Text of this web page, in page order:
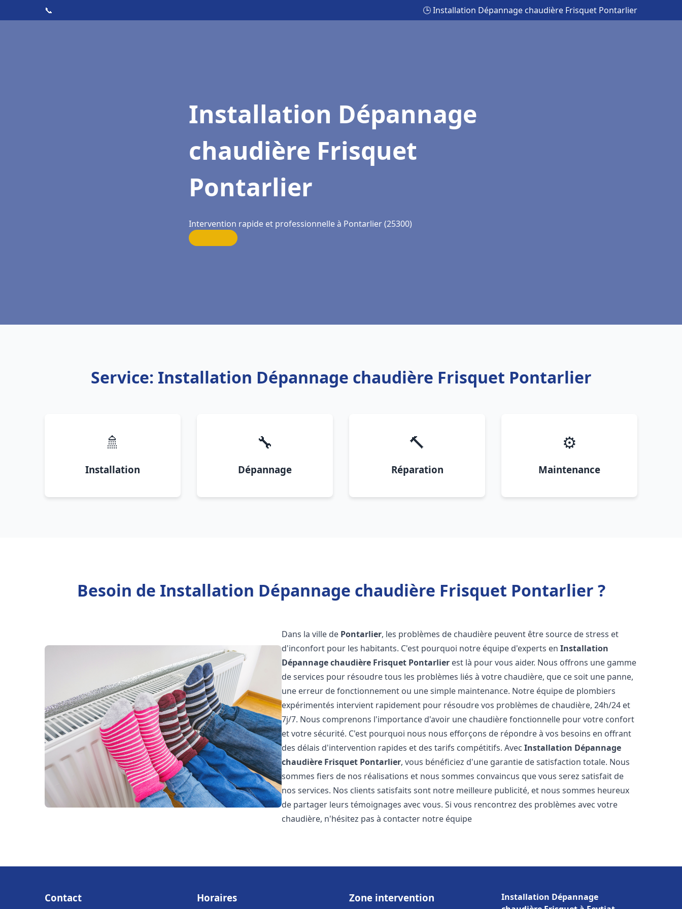
📞 🕒 Installation Dépannage chaudière Frisquet Pontarlier
Installation Dépannage
chaudière Frisquet
Pontarlier
Intervention rapide et professionnelle à Pontarlier (25300)
Service: Installation Dépannage chaudière Frisquet Pontarlier
🚿
Installation
🔧
Dépannage
🔨
Réparation
⚙️
Maintenance
Besoin de Installation Dépannage chaudière Frisquet Pontarlier ?
Dans la ville de Pontarlier, les problèmes de chaudière peuvent être source de stress et
d'inconfort pour les habitants. C'est pourquoi notre équipe d'experts enInstallation
Dépannage chaudière Frisquet Pontarlier est là pour vous aider. Nous offrons une gamme
de services pour résoudre tous les problèmes liés à votre chaudière, que ce soit une panne,
une erreur de fonctionnement ou une simple maintenance. Notre équipe de plombiers
expérimentés intervient rapidement pour résoudre vos problèmes de chaudière, 24h/24 et
7j/7. Nous comprenons l'importance d'avoir une chaudière fonctionnelle pour votre confort
et votre sécurité. C'est pourquoi nous nous efforçons de répondre à vos besoins en offrant
des délais d'intervention rapides et des tarifs compétitifs. AvecInstallation Dépannage
chaudière Frisquet Pontarlier, vous bénéficiez d'une garantie de satisfaction totale. Nous
sommes fiers de nos réalisations et nous sommes convaincus que vous serez satisfait de
nos services. Nos clients satisfaits sont notre meilleure publicité, et nous sommes heureux
de partager leurs témoignages avec vous. Si vous rencontrez des problèmes avec votre
chaudière, n'hésitez pas à contacter notre équipe
Contact Horaires Zone intervention
Installation Dépannage